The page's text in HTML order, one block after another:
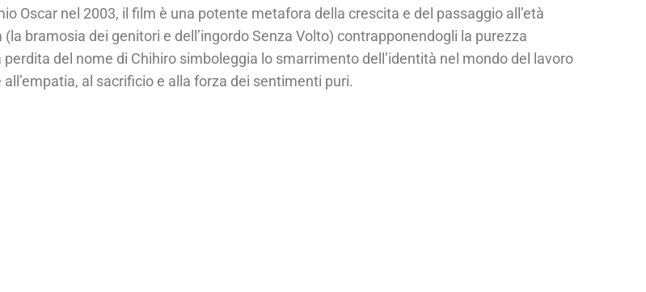
Oscar nel 2003, il film è una potente metafora della crescita e del passaggio all’età
bramosia dei genitori e dell’ingordo Senza Volto) contrapponendogli la purezza
del nome di Chihiro simboleggia lo smarrimento dell’identità nel mondo del lavoro
al sacrificio e alla forza dei sentimenti puri.